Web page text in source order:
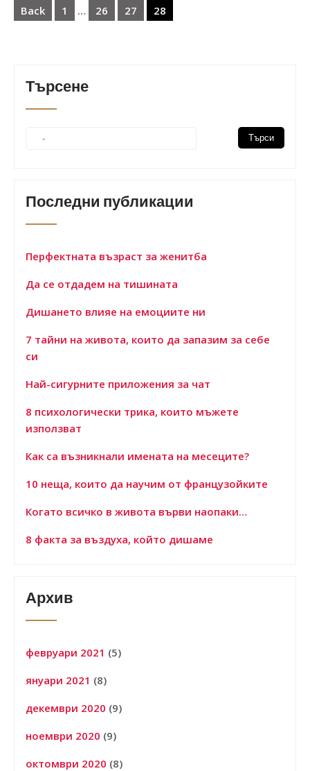
на
Back 1 … 26 27 28
Търсене
Последни публикации
Перфектната възраст за женитба
Да се отдадем на тишината
Дишането влияе на емоциите ни
7 тайни на живота, които да запазим за себе
си
Най-сигурните приложения за чат
8 психологически трика, които мъжете
използват
Как са възникнали имената на месеците?
10 неща, които да научим от французойките
Когато всичко в живота върви наопаки…
8 факта за въздуха, който дишаме
Архив
февруари 2021 (5)
януари 2021 (8)
декември 2020 (9)
ноември 2020 (9)
октомври 2020 (8)